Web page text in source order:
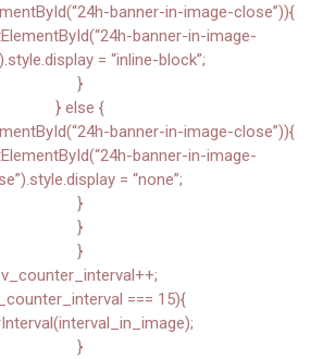
banner-in-image-close”)){
banner-in-image-
= “inline-block”;
}
} else {
banner-in-image-close”)){
banner-in-image-
= “none”;
}
}
}
v_counter_interval++;
=== 15){
}